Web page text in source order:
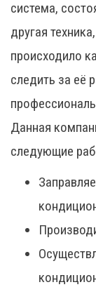
система,
другая
происходило
следить за её
Данная
следующие